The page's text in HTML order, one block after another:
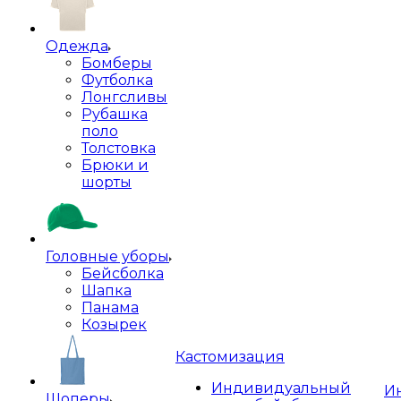
Одежда
Бомберы
Футболка
Лонгсливы
Рубашка
поло
Толстовка
Брюки и
шорты
Головные уборы
Бейсболка
Шапка
Панама
Козырек
Кастомизация
Индивидуальный